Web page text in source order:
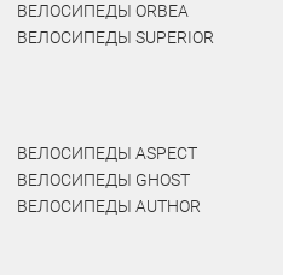
ВЕЛОСИПЕДЫ ORBEA
ВЕЛОСИПЕДЫ SUPERIOR
ВЕЛОСИПЕДЫ ASPECT
ВЕЛОСИПЕДЫ GHOST
ВЕЛОСИПЕДЫ AUTHOR